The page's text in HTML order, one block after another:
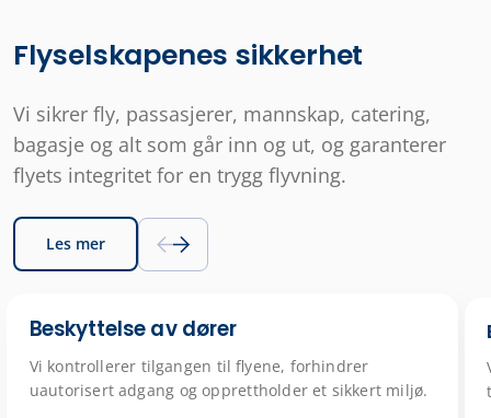
Flyselskapenes sikkerhet
Vi sikrer fly, passasjerer, mannskap, catering,
bagasje og alt som går inn og ut, og garanterer
flyets integritet for en trygg flyvning.
Les mer
Beskyttelse av dører
Vi kontrollerer tilgangen til flyene, forhindrer
uautorisert adgang og opprettholder et sikkert miljø.